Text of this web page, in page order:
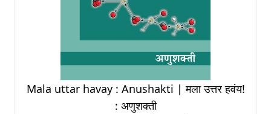
Mala uttar havay : Anushakti | मला उत्तर हवंय!
: अणुशक्ती